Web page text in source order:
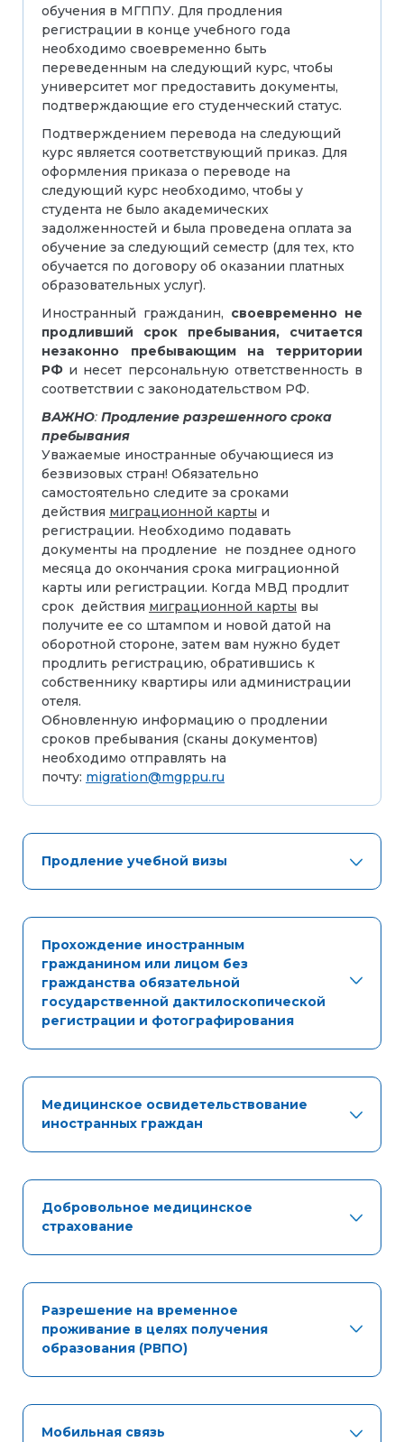
обучения в МГППУ. Для продления
регистрации в конце учебного года
необходимо своевременно быть
переведенным на следующий курс, чтобы
университет мог предоставить документы,
подтверждающие его студенческий статус.
Подтверждением перевода на следующий
курс является соответствующий приказ. Для
оформления приказа о переводе на
следующий курс необходимо, чтобы у
студента не было академических
задолженностей и была проведена оплата за
обучение за следующий семестр (для тех, кто
обучается по договору об оказании платных
образовательных услуг).
Иностранный гражданин, своевременно не
продливший срок пребывания, считается
незаконно пребывающим на территории
РФ и несет персональную ответственность в
соответствии с законодательством РФ.
ВАЖНО: Продление разрешенного срока
пребывания
Уважаемые иностранные обучающиеся из
безвизовых стран! Обязательно
самостоятельно следите за сроками
действия миграционной карты и
регистрации. Необходимо подавать
документы на продление не позднее одного
месяца до окончания срока миграционной
карты или регистрации. Когда МВД продлит
срок действия миграционной карты вы
получите ее со штампом и новой датой на
оборотной стороне, затем вам нужно будет
продлить регистрацию, обратившись к
собственнику квартиры или администрации
отеля.
Обновленную информацию о продлении
сроков пребывания (сканы документов)
необходимо отправлять на
почту: migration@mgppu.ru
Продление учебной визы
Прохождение иностранным
гражданином или лицом без
гражданства обязательной
государственной дактилоскопической
регистрации и фотографирования
Медицинское освидетельствование
иностранных граждан
Добровольное медицинское
страхование
Разрешение на временное
проживание в целях получения
образования (РВПО)
Мобильная связь